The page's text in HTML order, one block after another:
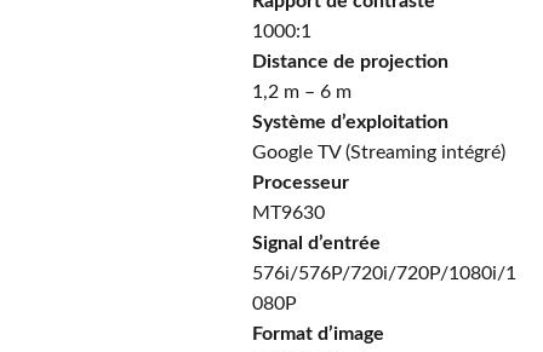
1000:1
Distance de projection
1,2 m – 6 m
Système d’exploitation
Google TV (Streaming intégré)
Processeur
MT9630
Signal d’entrée
576i/576P/720i/720P/1080i/1
080P
Format d’image